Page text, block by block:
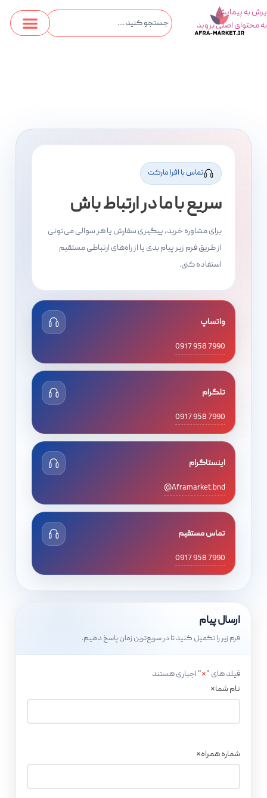
پرش به پیمایش
به محتوای اصلی بروید
تماس با افرا مارکت
سریع با ما در ارتباط باش
برای مشاوره خرید، پیگیری سفارش یا هر سوالی می‌تونی
از طریق فرم زیر پیام بدی یا از راه‌های ارتباطی مستقیم
استفاده کنی.
واتساپ
0917 958 7990
تلگرام
0917 958 7990
اینستاگرام
@Aframarket.bnd
تماس مستقیم
0917 958 7990
ارسال پیام
فرم زیر را تکمیل کنید تا در سریع‌ترین زمان پاسخ دهیم.
فیلد های "*" اجباری هستند
نام شما*
شماره همراه*